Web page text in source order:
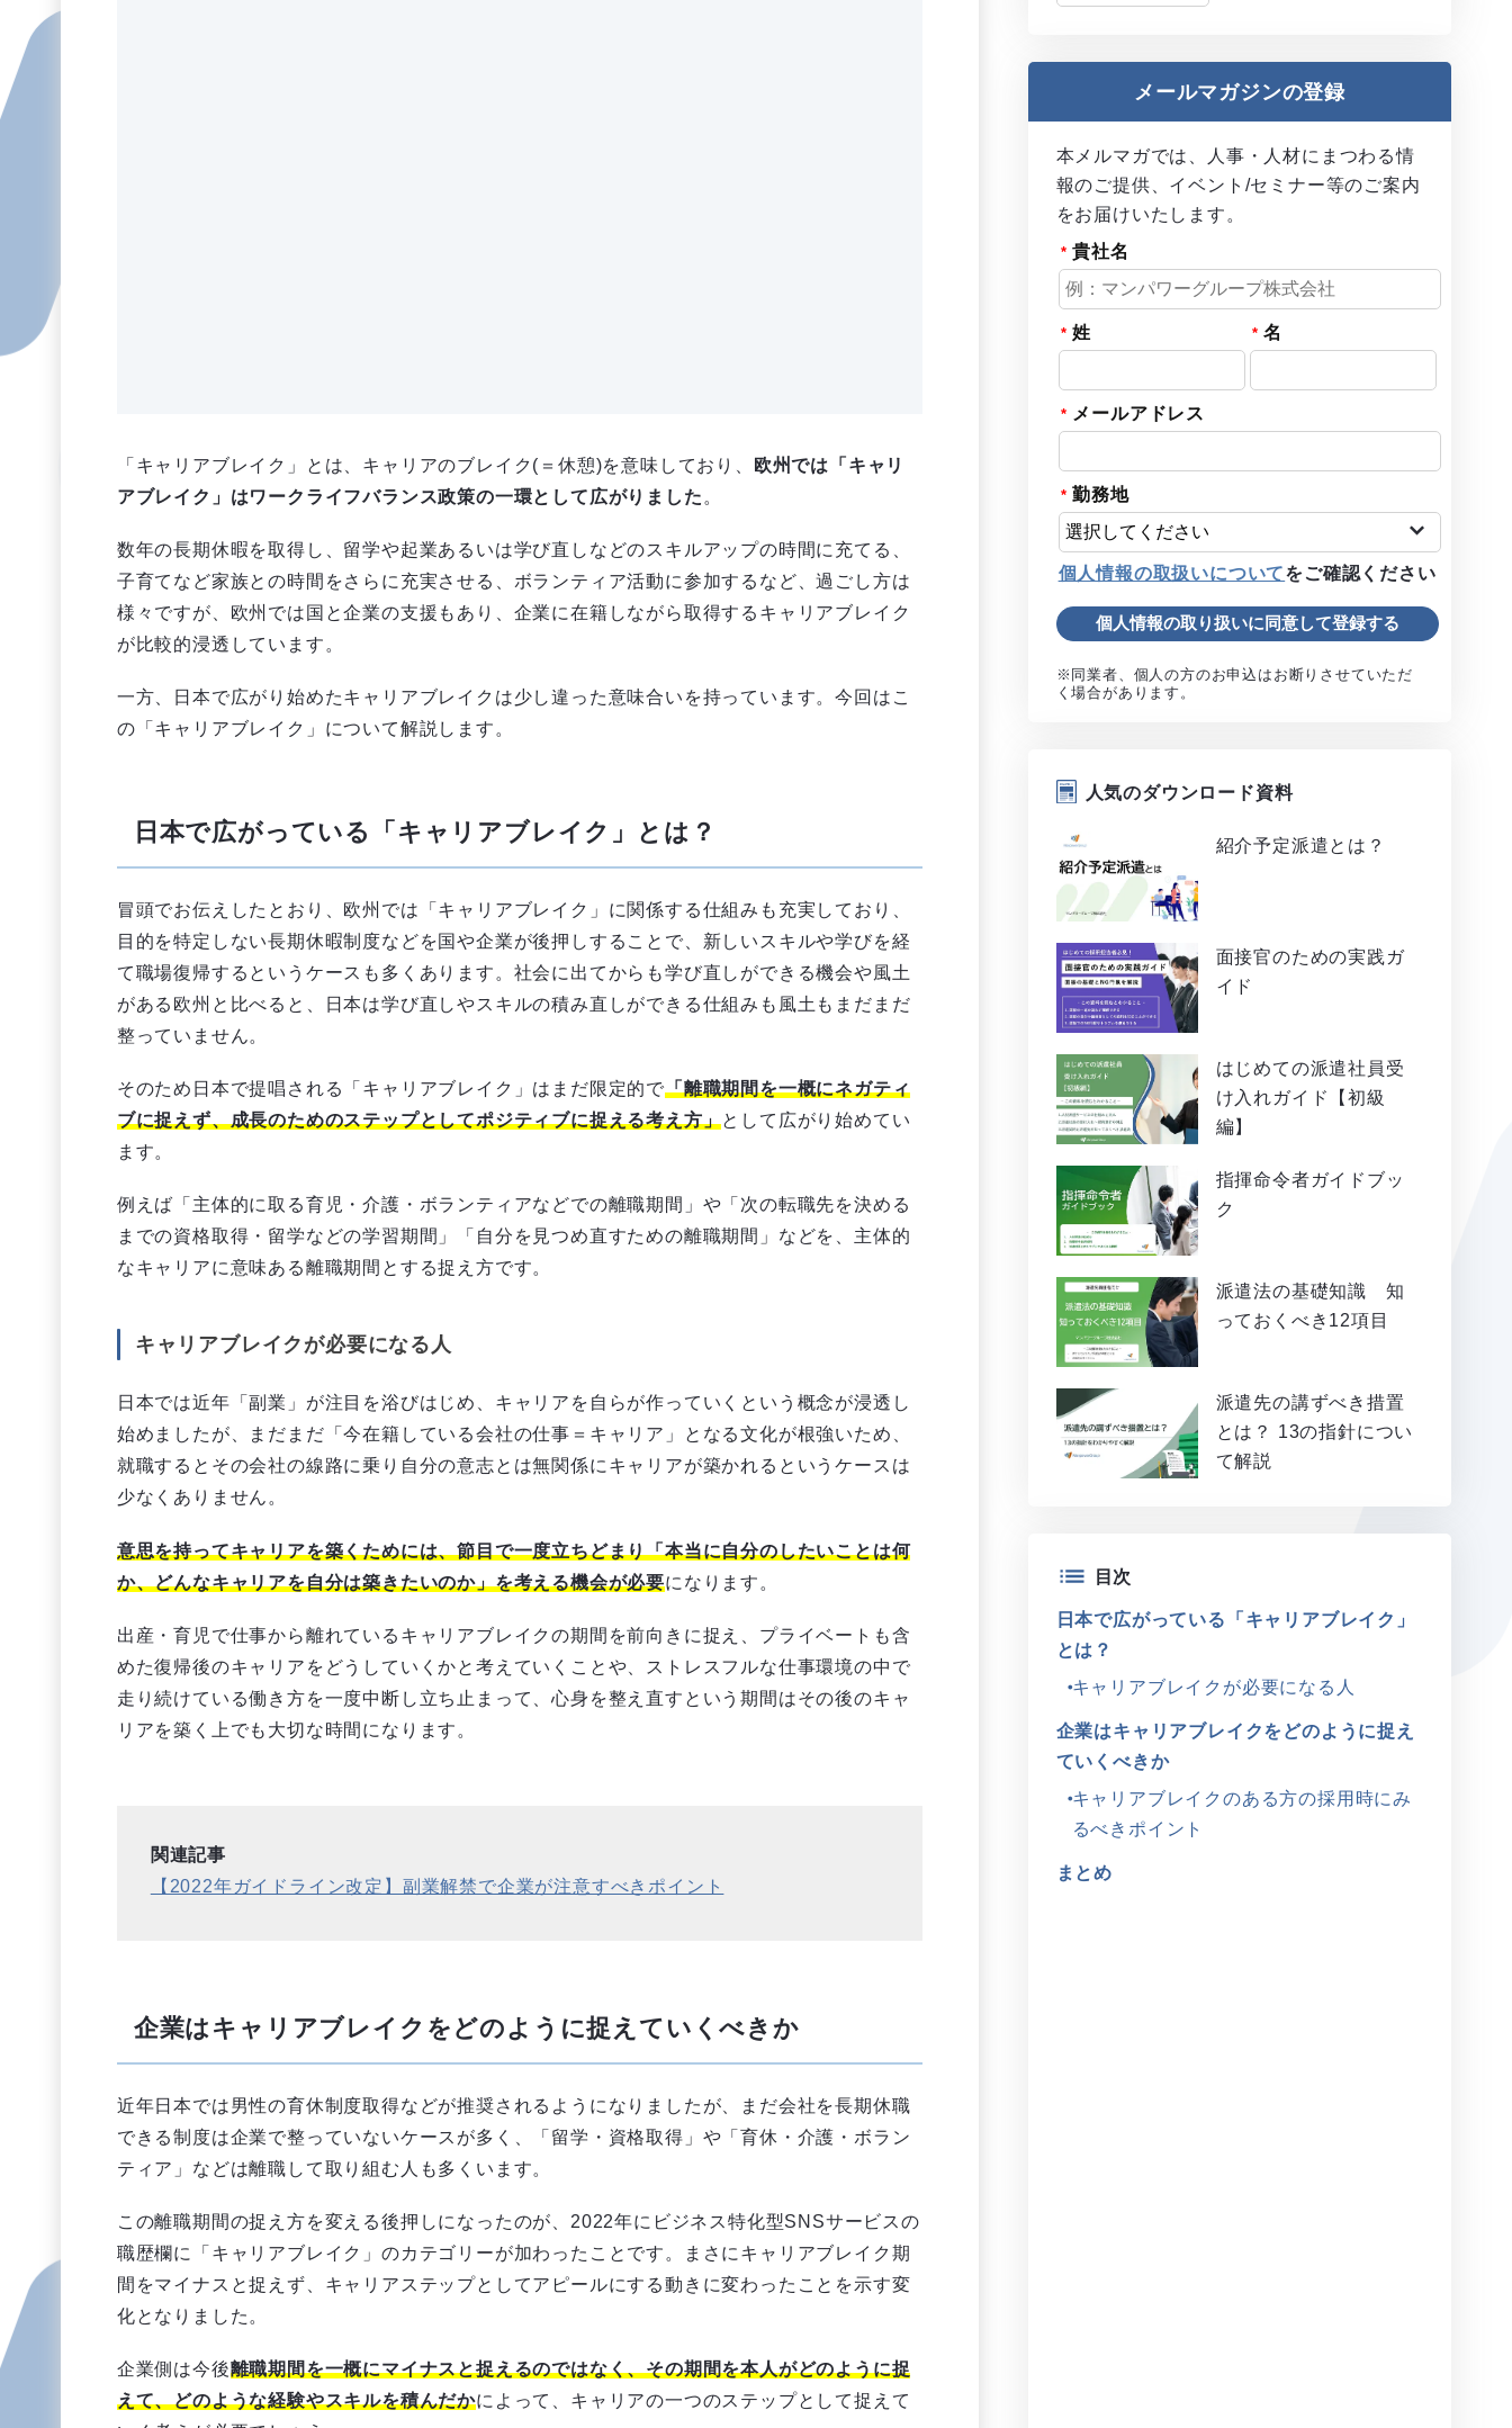
「キャリアブレイク」とは、キャリアのブレイク(＝休憩)を意味しており、
欧州では「キャリ
アブレイク」はワークライフバランス政策の一環として広がりました 。
数年の長期休暇を取得し、留学や起業あるいは学び直しなどのスキルアップの時間に充てる、
子育てなど家族との時間をさらに充実させる、ボランティア活動に参加するなど、過ごし方は
様々ですが、欧州では国と企業の支援もあり、企業に在籍しながら取得するキャリアブレイク
が比較的浸透しています。
一方、日本で広がり始めたキャリアブレイクは少し違った意味合いを持っています。今回はこ
の「キャリアブレイク」について解説します。
日本で広がっている「キャリアブレイク」とは？
冒頭でお伝えしたとおり、欧州では「キャリアブレイク」に関係する仕組みも充実しており、
目的を特定しない長期休暇制度などを国や企業が後押しすることで、新しいスキルや学びを経
て職場復帰するというケースも多くあります。社会に出てからも学び直しができる機会や風土
がある欧州と比べると、日本は学び直しやスキルの積み直しができる仕組みも風土もまだまだ
整っていません。
そのため日本で提唱される「キャリアブレイク」はまだ限定的で「離職期間を一概にネガティ
ブに捉えず、成長のためのステップとしてポジティブに捉える考え方」として広がり始めてい
ます。
例えば「主体的に取る育児・介護・ボランティアなどでの離職期間」や「次の転職先を決める
までの資格取得・留学などの学習期間」「自分を見つめ直すための離職期間」などを、主体的
なキャリアに意味ある離職期間とする捉え方です。
キャリアブレイクが必要になる人
日本では近年「副業」が注目を浴びはじめ、キャリアを自らが作っていくという概念が浸透し
始めましたが、まだまだ「今在籍している会社の仕事＝キャリア」となる文化が根強いため、
就職するとその会社の線路に乗り自分の意志とは無関係にキャリアが築かれるというケースは
少なくありません。
意思を持ってキャリアを築くためには、節目で一度立ちどまり「本当に自分のしたいことは何
か、どんなキャリアを自分は築きたいのか」を考える機会が必要になります。
出産・育児で仕事から離れているキャリアブレイクの期間を前向きに捉え、プライベートも含
めた復帰後のキャリアをどうしていくかと考えていくことや、ストレスフルな仕事環境の中で
走り続けている働き方を一度中断し立ち止まって、心身を整え直すという期間はその後のキャ
リアを築く上でも大切な時間になります。
関連記事
【2022年ガイドライン改定】副業解禁で企業が注意すべきポイント
企業はキャリアブレイクをどのように捉えていくべきか
近年日本では男性の育休制度取得などが推奨されるようになりましたが、まだ会社を長期休職
できる制度は企業で整っていないケースが多く、「留学・資格取得」や「育休・介護・ボラン
ティア」などは離職して取り組む人も多くいます。
この離職期間の捉え方を変える後押しになったのが、2022年にビジネス特化型SNSサービスの
職歴欄に「キャリアブレイク」のカテゴリーが加わったことです。まさにキャリアブレイク期
間をマイナスと捉えず、キャリアステップとしてアピールにする動きに変わったことを示す変
化となりました。
企業側は今後離職期間を一概にマイナスと捉えるのではなく、その期間を本人がどのように捉
えて、どのような経験やスキルを積んだかによって、キャリアの一つのステップとして捉えて
メールマガジンの登録
本メルマガでは、人事・人材にまつわる情
報のご提供、イベント/セミナー等のご案内
をお届けいたします。
貴社名
姓 名
メールアドレス
勤務地
個人情報の取扱いについてをご確認ください
※同業者、個人の方のお申込はお断りさせていただ
く場合があります。
人気のダウンロード資料
紹介予定派遣とは？
面接官のための実践ガ
イド
はじめての派遣社員受
け入れガイド【初級
編】
指揮命令者ガイドブッ
ク
派遣法の基礎知識 知
っておくべき12項目
派遣先の講ずべき措置
とは？ 13の指針につい
て解説
目次
日本で広がっている「キャリアブレイク」
とは？
キャリアブレイクが必要になる人
企業はキャリアブレイクをどのように捉え
ていくべきか
キャリアブレイクのある方の採用時にみ
るべきポイント
まとめ